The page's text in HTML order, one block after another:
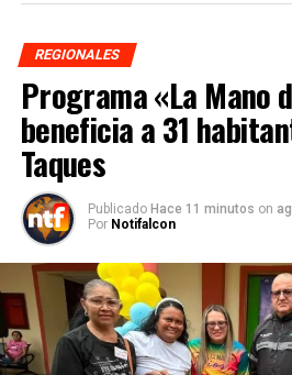
REGIONALES
Programa «La Mano
beneficia a 31
Taques
Publicado Hace 11 minutos on
Por Notifalcon